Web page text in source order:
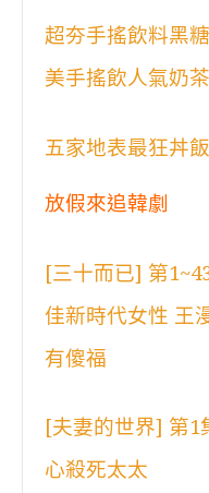
超夯手搖飲料黑
美手搖飲人氣奶
五家地表最狂丼
放假來追韓劇
[三十而已] 第
佳新時代女性 王
有傻福
[夫妻的世界] 第1
心殺死太太